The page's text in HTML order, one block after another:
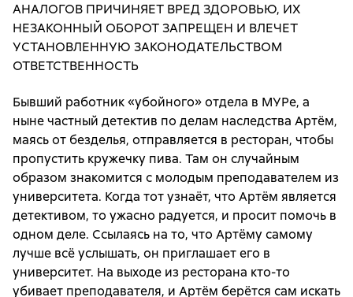
АНАЛОГОВ ПРИЧИНЯЕТ ВРЕД ЗДОРОВЬЮ, ИХ
НЕЗАКОННЫЙ ОБОРОТ ЗАПРЕЩЕН И ВЛЕЧЕТ
УСТАНОВЛЕННУЮ ЗАКОНОДАТЕЛЬСТВОМ
ОТВЕТСТВЕННОСТЬ
Бывший работник «убойного» отдела в МУРе, а
ныне частный детектив по делам наследства Артём,
маясь от безделья, отправляется в ресторан, чтобы
пропустить кружечку пива. Там он случайным
образом знакомится с молодым преподавателем из
университета. Когда тот узнаёт, что Артём является
детективом, то ужасно радуется, и просит помочь в
одном деле. Ссылаясь на то, что Артёму самому
лучше всё услышать, он приглашает его в
университет. На выходе из ресторана кто-то
убивает преподавателя, и Артём берётся сам искать